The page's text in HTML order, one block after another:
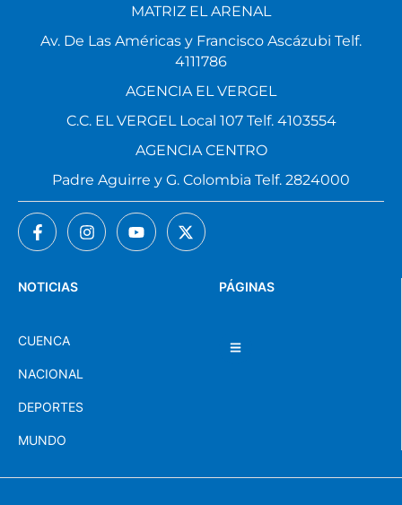
PÁGINAS
NOTICIAS
CUENCA
NACIONAL
DEPORTES
MUNDO
MATRIZ EL ARENAL
Av. De Las Américas y Francisco Ascázubi Telf.
4111786
AGENCIA EL VERGEL
C.C. EL VERGEL Local 107 Telf. 4103554
AGENCIA CENTRO
Padre Aguirre y G. Colombia Telf. 2824000